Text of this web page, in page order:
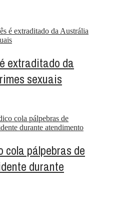
extraditado da
sexuais
cola pálpebras de
durante